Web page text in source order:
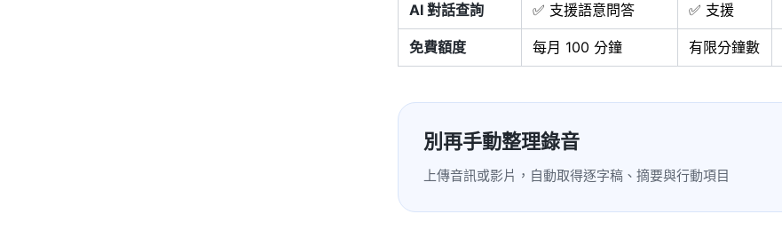
AI 對話查詢 ✅ 支援語意問答 ✅ 支援
免費額度 每月 100 分鐘 有限分鐘數
別再手動整理錄音
上傳音訊或影片，自動取得逐字稿、摘要與行動項目